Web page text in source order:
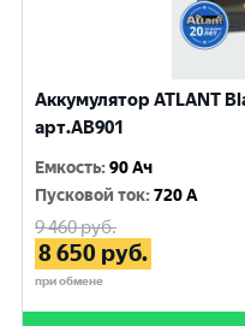
Аккумулятор ATLANT
арт.AB901
Емкость:90 Ач
Пусковой ток:720 A
9 460руб.
8 650 руб.
при обмене